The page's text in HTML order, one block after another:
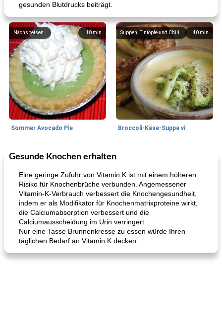
gesunden Blutdrucks beiträgt.
10min
Nachspeisen
Sommer Avocado Pie
40 min
Suppen, Eintöpfe und Chili
Broccoli-Käse-Suppe vi
35 min
Kurs
Karamell-Brownie-Kuchen Cilantro-Curry-Hühnersalat
Gesunde Knochen erhalten
Eine geringe Zufuhr von Vitamin K ist mit einem höheren
Risiko für Knochenbrüche verbunden. Angemessener
Vitamin-K-Verbrauch verbessert die Knochengesundheit,
indem er als Modifikator für Knochenmatrixproteine ​​wirkt,
die Calciumabsorption verbessert und die
Calciumausscheidung im Urin verringert.
Nur eine Tasse Brunnenkresse zu essen würde Ihren
täglichen Bedarf an Vitamin K decken.